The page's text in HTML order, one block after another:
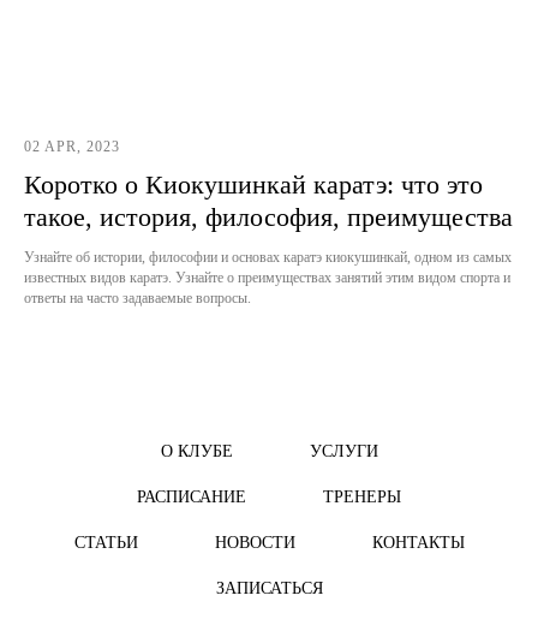
02 APR, 2023
Коротко о Киокушинкай каратэ: что это
такое, история, философия, преимущества
Узнайте об истории, философии и основах каратэ киокушинкай, одном из самых
известных видов каратэ. Узнайте о преимуществах занятий этим видом спорта и
ответы на часто задаваемые вопросы.
О КЛУБЕ УСЛУГИ
РАСПИСАНИЕ ТРЕНЕРЫ
СТАТЬИ НОВОСТИ КОНТАКТЫ
ЗАПИСАТЬСЯ